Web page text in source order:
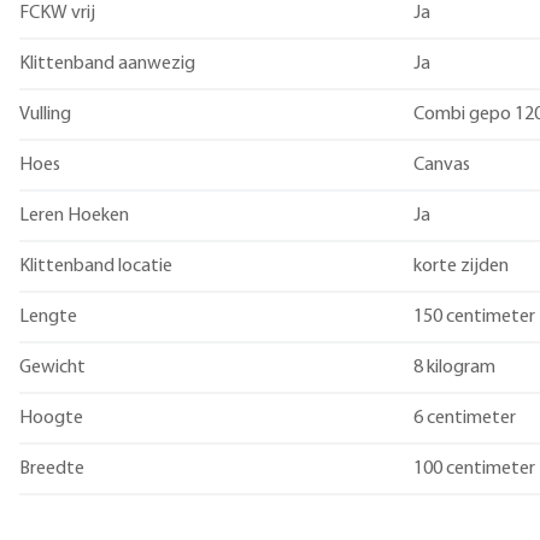
FCKW vrij Ja
Klittenband aanwezig Ja
Vulling Combi gepo
Hoes Canvas
Leren Hoeken Ja
Klittenband locatie korte zijden
Lengte 150 centimeter
Gewicht 8 kilogram
Hoogte 6 centimeter
Breedte 100 centimeter